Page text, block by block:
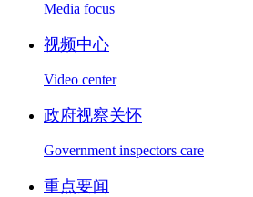
Media focus
视频中心
Video center
政府视察关怀
Government inspectors care
重点要闻